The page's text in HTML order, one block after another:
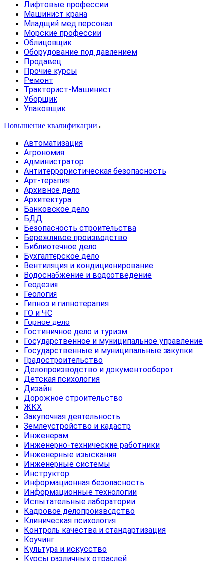
Лифтовые профессии
Машинист крана
Младщий мед.персонал
Морские профессии
Облицовщик
Оборудование под давлением
Продавец
Прочие курсы
Ремонт
Тракторист-Машинист
Уборщик
Упаковщик
Повышение квалификации
Автоматизация
Агрономия
Администратор
Антитеррористическая безопасность
Арт-терапия
Архивное дело
Архитектура
Банковское дело
БДД
Безопасность строительства
Бережливое производство
Библиотечное дело
Бухгалтерское дело
Вентиляция и кондиционирование
Водоснабжение и водоотведение
Геодезия
Геология
Гипноз и гипнотерапия
ГО и ЧС
Горное дело
Гостиничное дело и туризм
Государственное и муниципальное управление
Государственные и муниципальные закупки
Градостроительство
Делопроизводство и документооборот
Детская психология
Дизайн
Дорожное строительство
ЖКХ
Закупочная деятельность
Землеустройство и кадастр
Инженерам
Инженерно-технические работники
Инженерные изыскания
Инженерные системы
Инструктор
Информационная безопасность
Информационные технологии
Испытательные лаборатории
Кадровое делопроизводство
Клиническая психология
Контроль качества и стандартизация
Коучинг
Культура и искусство
Курсы различных отраслей